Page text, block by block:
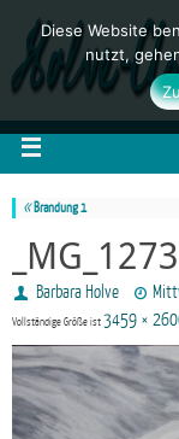
«Brandung 1
_MG_1273
Barbara Holve
Vollständige Größe ist 3459 ×
Diese Website
nutzt,